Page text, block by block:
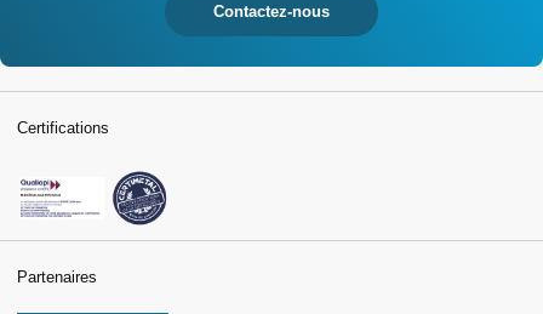
Contactez-nous
Certifications
Partenaires